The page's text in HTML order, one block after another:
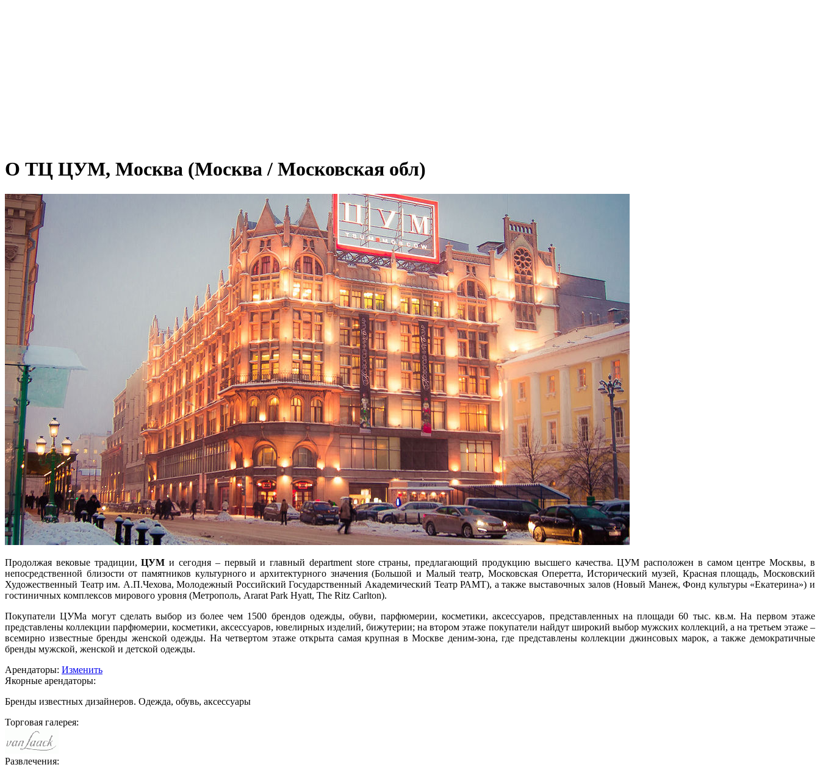
О ТЦ ЦУМ, Москва (Москва / Московская обл)
Продолжая вековые традиции,ЦУМи сегодня – первый и главный department store страны, предлагающий продукцию высшего качества. ЦУМ расположен в самом центре Москвы, в
непосредственной близости от памятников культурного и архитектурного значения (Большой и Малый театр, Московская Оперетта, Исторический музей, Красная площадь, Московский
Художественный Театр им. А.П.Чехова, Молодежный Российский Государственный Академический Театр РАМТ), а также выставочных залов (Новый Манеж, Фонд культуры «Екатерина») и
гостиничных комплексов мирового уровня (Метрополь, Ararat Park Hyatt, The Ritz Carlton).
Покупатели ЦУМа могут сделать выбор из более чем 1500 брендов одежды, обуви, парфюмерии, косметики, аксессуаров, представленных на площади 60 тыс. кв.м. На первом этаже
представлены коллекции парфюмерии, косметики, аксессуаров, ювелирных изделий, бижутерии; на втором этаже покупатели найдут широкий выбор мужских коллекций, а на третьем этаже –
всемирно известные бренды женской одежды. На четвертом этаже открыта самая крупная в Москве деним-зона, где представлены коллекции джинсовых марок, а также демократичные
бренды мужской, женской и детской одежды.
Арендаторы: Изменить
Якорные арендаторы:
Бренды известных дизайнеров. Одежда, обувь, аксессуары
Торговая галерея:
Развлечения: